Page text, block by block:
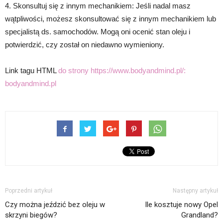
4. Skonsultuj się z innym mechanikiem: Jeśli nadal masz
wątpliwości, możesz skonsultować się z innym mechanikiem lub
specjalistą ds. samochodów. Mogą oni ocenić stan oleju i
potwierdzić, czy został on niedawno wymieniony.
Link tagu HTMLdo strony https://www.bodyandmind.pl/:
bodyandmind.pl
Poprzedni artykuł
Czy można jeździć bez oleju w
skrzyni biegów?
Następny artykuł
Ile kosztuje nowy Opel
Grandland?